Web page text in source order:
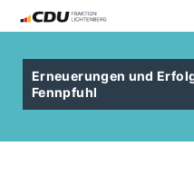
Erneuerungen und
Fennpfuhl